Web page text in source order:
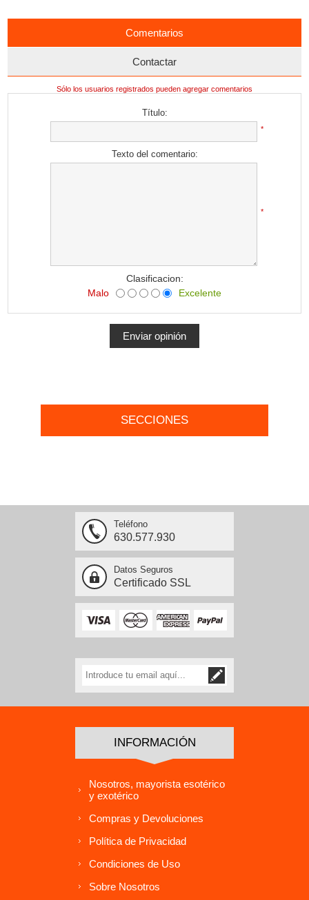
Comentarios
Contactar
Sólo los usuarios registrados pueden agregar comentarios
Título:
*
Texto del comentario:
*
Clasificacion:
Malo
Excelente
SECCIONES
Teléfono
630.577.930
Datos Seguros
Certificado SSL
INFORMACIÓN
Nosotros, mayorista esotérico
y exotérico
Compras y Devoluciones
Política de Privacidad
Condiciones de Uso
Sobre Nosotros